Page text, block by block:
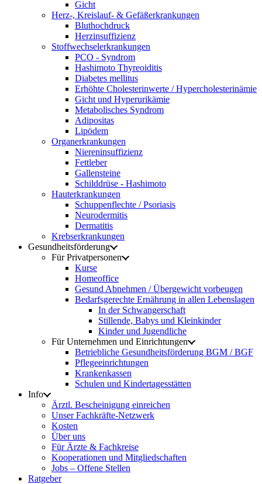
Gicht
Herz-, Kreislauf- & Gefäßerkrankungen
Bluthochdruck
Herzinsuffizienz
Stoffwechselerkrankungen
PCO - Syndrom
Hashimoto Thyreoiditis
Diabetes mellitus
Erhöhte Cholesterinwerte / Hypercholesterinämie
Gicht und Hyperurikämie
Metabolisches Syndrom
Adipositas
Lipödem
Organerkrankungen
Niereninsuffizienz
Fettleber
Gallensteine
Schilddrüse - Hashimoto
Hauterkrankungen
Schuppenflechte / Psoriasis
Neurodermitis
Dermatitis
Krebserkrankungen
Gesundheitsförderung
Für Privatpersonen
Kurse
Homeoffice
Gesund Abnehmen / Übergewicht vorbeugen
Bedarfsgerechte Ernährung in allen Lebenslagen
In der Schwangerschaft
Stillende, Babys und Kleinkinder
Kinder und Jugendliche
Für Unternehmen und Einrichtungen
Betriebliche Gesundheitsförderung BGM / BGF
Pflegeeinrichtungen
Krankenkassen
Schulen und Kindertagesstätten
Info
Ärztl. Bescheinigung einreichen
Unser Fachkräfte-Netzwerk
Kosten
Über uns
Für Ärzte & Fachkreise
Kooperationen und Mitgliedschaften
Jobs – Offene Stellen
Ratgeber